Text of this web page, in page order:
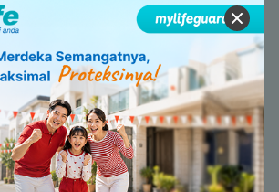
BCA, BCA Life yakin dapat
asuransi seluruh keluarga di
Memilih BCA Life?
>>